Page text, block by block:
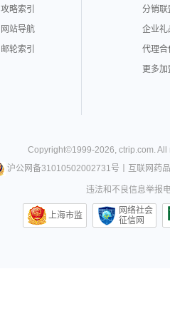
攻略索引
网站导航
邮轮索引
分销联
企业礼
代理合
更多
Copyright©1999-2026,ctrip.com.
沪公网备31010502002731号
互联网药
违法和不良信息举报
上海市监
网络社会
征信网